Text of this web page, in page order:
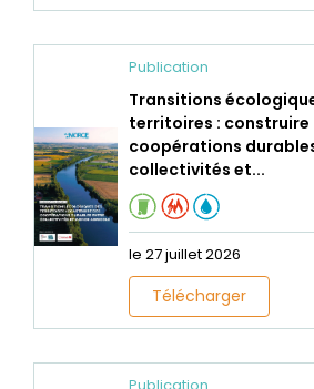
Publication
Transitions
territoires : construire
coopérations
collectivités et...
le 27 juillet 2026
Télécharger